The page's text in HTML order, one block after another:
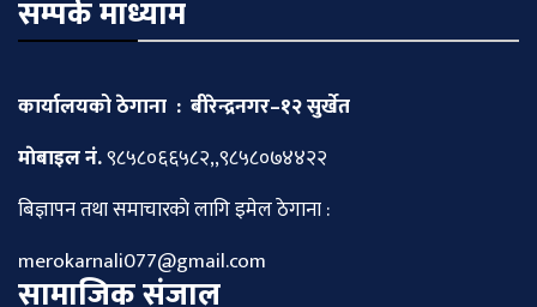
सम्पर्क माध्याम
कार्यालयको ठेगाना : बीरेन्द्रनगर–१२ सुर्खेत
माेबाइल नं.९८५८०६६५८२,,९८५८०७४४२२
बिज्ञापन तथा समाचारकाे लागि इमेल ठेगाना :
merokarnali077@gmail.com
सामाजिक संजाल